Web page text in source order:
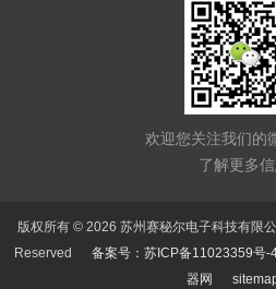
欢迎您关注我们的
了解更多
版权所有 © 2026 苏州赛秘尔电子科技有限
Reserved 备案号：苏ICP备11023359号-
器网